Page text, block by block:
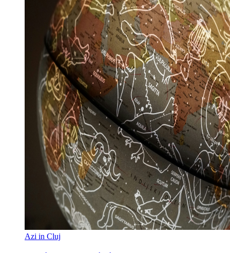
Azi in Cluj